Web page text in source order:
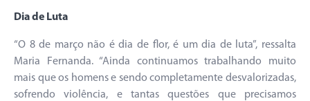
Dia de Luta
“O 8 de março não é dia de flor, é um dia de luta”, ressalta
Maria Fernanda. “Ainda continuamos trabalhando muito
mais que os homens e sendo completamente desvalorizadas,
sofrendo violência, e tantas questões que precisamos